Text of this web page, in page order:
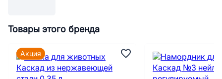
Товары этого бренда
Акция